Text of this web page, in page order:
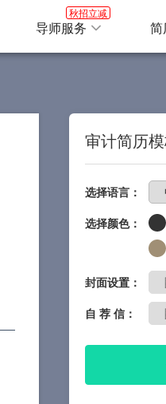
导师服务
秋招立减
简
审计简历
选择语言：
选择颜色：
封面设置：
自 荐 信：